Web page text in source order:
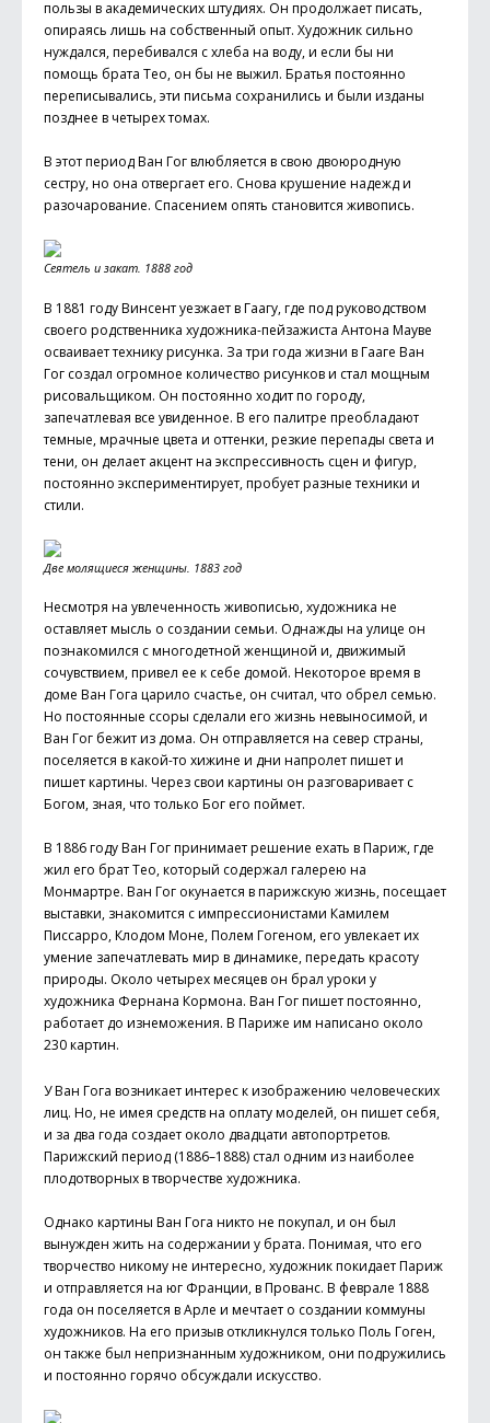
пользы в академических штудиях. Он продолжает писать,
опираясь лишь на собственный опыт. Художник сильно
нуждался, перебивался с хлеба на воду, и если бы ни
помощь брата Тео, он бы не выжил. Братья постоянно
переписывались, эти письма сохранились и были изданы
позднее в четырех томах.
В этот период Ван Гог влюбляется в свою двоюродную
сестру, но она отвергает его. Снова крушение надежд и
разочарование. Спасением опять становится живопись.
Сеятель и закат. 1888 год
В 1881 году Винсент уезжает в Гаагу, где под руководством
своего родственника художника-пейзажиста Антона Мауве
осваивает технику рисунка. За три года жизни в Гааге Ван
Гог создал огромное количество рисунков и стал мощным
рисовальщиком. Он постоянно ходит по городу,
запечатлевая все увиденное. В его палитре преобладают
темные, мрачные цвета и оттенки, резкие перепады света и
тени, он делает акцент на экспрессивность сцен и фигур,
постоянно экспериментирует, пробует разные техники и
стили.
Две молящиеся женщины. 1883 год
Несмотря на увлеченность живописью, художника не
оставляет мысль о создании семьи. Однажды на улице он
познакомился с многодетной женщиной и, движимый
сочувствием, привел ее к себе домой. Некоторое время в
доме Ван Гога царило счастье, он считал, что обрел семью.
Но постоянные ссоры сделали его жизнь невыносимой, и
Ван Гог бежит из дома. Он отправляется на север страны,
поселяется в какой-то хижине и дни напролет пишет и
пишет картины. Через свои картины он разговаривает с
Богом, зная, что только Бог его поймет.
В 1886 году Ван Гог принимает решение ехать в Париж, где
жил его брат Тео, который содержал галерею на
Монмартре. Ван Гог окунается в парижскую жизнь, посещает
выставки, знакомится с импрессионистами Камилем
Писсарро, Клодом Моне, Полем Гогеном, его увлекает их
умение запечатлевать мир в динамике, передать красоту
природы. Около четырех месяцев он брал уроки у
художника Фернана Кормона. Ван Гог пишет постоянно,
работает до изнеможения. В Париже им написано около
230 картин.
У Ван Гога возникает интерес к изображению человеческих
лиц. Но, не имея средств на оплату моделей, он пишет себя,
и за два года создает около двадцати автопортретов.
Парижский период (1886–1888) стал одним из наиболее
плодотворных в творчестве художника.
Однако картины Ван Гога никто не покупал, и он был
вынужден жить на содержании у брата. Понимая, что его
творчество никому не интересно, художник покидает Париж
и отправляется на юг Франции, в Прованс. В феврале 1888
года он поселяется в Арле и мечтает о создании коммуны
художников. На его призыв откликнулся только Поль Гоген,
он также был непризнанным художником, они подружились
и постоянно горячо обсуждали искусство.